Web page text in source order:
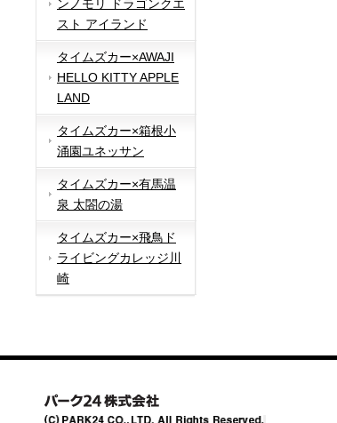
ンノモリ ドラゴンクエ
スト アイランド
タイムズカー×AWAJI
HELLO KITTY APPLE
LAND
タイムズカー×箱根小
涌園ユネッサン
タイムズカー×有馬温
泉 太閤の湯
タイムズカー×飛鳥ド
ライビングカレッジ川
崎